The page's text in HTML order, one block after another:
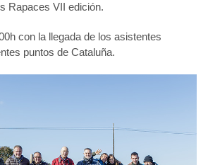
Rapaces VII edición.
con la llegada de los asistentes
puntos de Cataluña.